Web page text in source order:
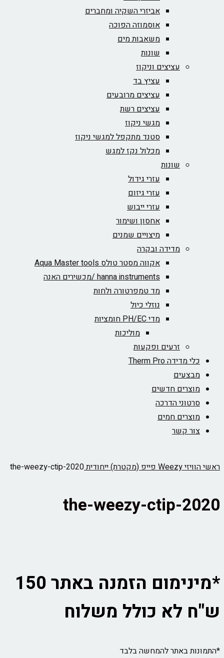
אביזרי השקיה ומחברים
אוסמוזה הפוכה
משאבות מים
שונות
עציצים וניקוז
עציץ בד
עציצים מרובעים
עציצים רשת
מגשי ניקוז
סטנד מתקפל למגשי ניקוז
מכלול נקז למגש
שונות
עזרי גידול
עזרי גיזום
עזרי ייבוש
אחסון ושימור
מיצויים שמנים
מדידה ובקרה
אקווה מסטר טולס Aqua Master tools
hanna instruments /מכשירים האנה
מד טמפרטורה ולחות
נוזלי כיול
מדי PH/EC חומציות
מוליכות
זרעים ופקעות
כלי מדידה Therm Pro
מבצעים
מוצרים חדשים
סרטוני הדרכה
מוצרים חמים
צור קשר
ראשיהוויזי Weezy פייפ (מקטרת) ייחודית the-weezy-ctip-2020
the-weezy-ctip-2020
*מינימום הזמנה באתר 150
ש"ח לא כולל משלוח
*התמונות באתר להמחשה בלבד